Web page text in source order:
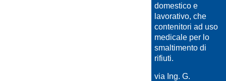
domestico e
lavorativo, che
contenitori ad uso
medicale per lo
smaltimento di
rifiuti.
via Ing. G.